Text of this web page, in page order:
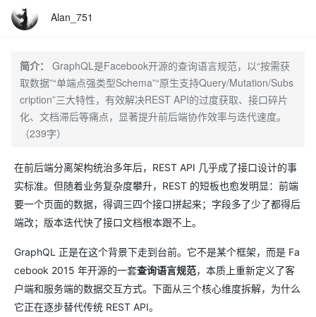
Alan_751
简介：
GraphQL是Facebook开源的查询语言规范，以“按需获
取数据”“单端点强类型Schema”“原生支持Query/Mutation/Subs
cription”三大特性，有效解决REST API的过度获取、接口碎片
化、文档滞后等痛点，显著提升前后端协作效率与迭代速度。
（239字）
在前后端分离架构统治多年后，REST API 几乎成了接口设计的事
实标准。但随着业务复杂度攀升，REST 的短板也愈发明显：前端
要一个页面的数据，得调三四个接口拼起来；字段多了少了都得后
端改；版本迭代快了接口文档根本跟不上。
GraphQL 正是在这个背景下走到台前。它不是某个框架，而是 Fa
cebook 2015 年开源的一套查询语言规范，本质上重新定义了客
户端和服务端的数据交互方式。下面从三个核心维度拆解，为什么
它正在逐步替代传统 REST API。